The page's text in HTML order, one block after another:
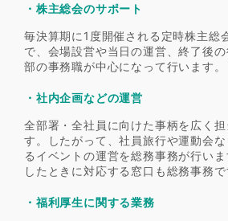
・株主総会のサポート
毎決算期に1度開催される定時株主総
で、会場設営や当日の運営、終了後
部の事務職が中心になって行います。
・社内企画などの運営
全部署・全社員に向けた事柄を広く
す。したがって、社員旅行や運動会
るイベントの運営を総務事務が行い
したときに対応する窓口も総務事務で
・福利厚生に関する業務